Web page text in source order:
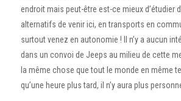
endroit mais peut-être est-ce mieux d’étudier
alternatifs de venir ici, en transports en
surtout venez en autonomie ! Il n’y a aucun
dans un convoi de Jeeps au milieu de cette
la même chose que tout le monde en même
qu’une heure plus tard, il n’y aura plus